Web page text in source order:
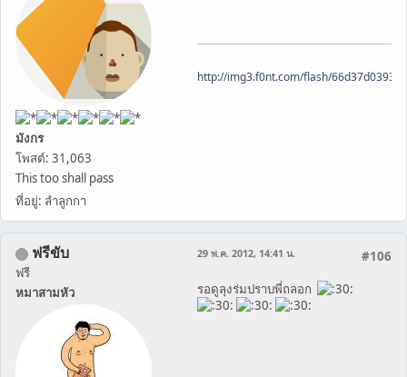
มังกร
โพสต์: 31,063
This too shall pass
ที่อยู่: ลำลูกกา
http://img3.f0nt.com/flash/
ฟรีขับ
ฟรี
หมาสามหัว
#106
29 พ.ค. 2012, 14:41 น.
รอดูลุงร่มปราบพี่ถลอก